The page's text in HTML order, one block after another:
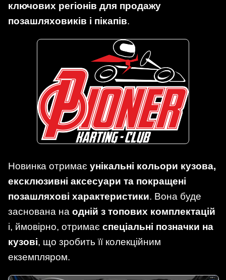
ключових регіонів для продажу
позашляховиків і пікапів.
Новинка отримає унікальні кольори кузова,
ексклюзивні аксесуари та покращені
позашляхові характеристики. Вона буде
заснована на одній з топових комплектацій
і, ймовірно, отримає спеціальні позначки на
кузові, що зробить її колекційним
екземпляром.